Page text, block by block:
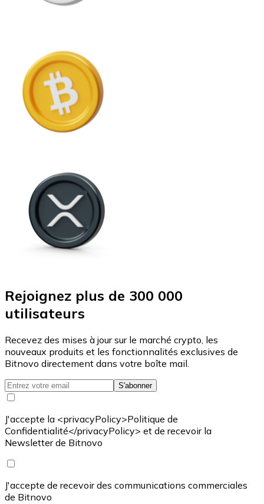
Rejoignez plus de 300 000
utilisateurs
Recevez des mises à jour sur le marché crypto, les
nouveaux produits et les fonctionnalités exclusives de
Bitnovo directement dans votre boîte mail.
S'abonner
J'accepte la <privacyPolicy>Politique de
Confidentialité</privacyPolicy> et de recevoir la
Newsletter de Bitnovo
J'accepte de recevoir des communications commerciales
de Bitnovo